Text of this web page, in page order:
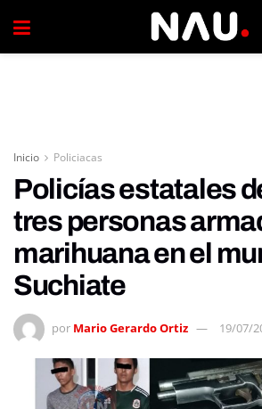
Inicio Policiacas
Policías estatales
tres personas
marihuana en el
Suchiate
por Mario Gerardo Ortiz 19/07/